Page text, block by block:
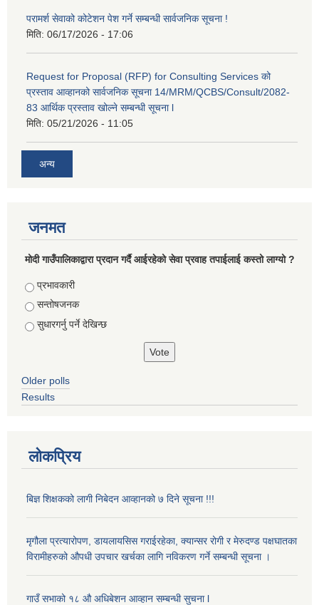
परामर्श सेवाको कोटेशन पेश गर्ने सम्बन्धी सार्वजनिक सूचना !
मिति: 06/17/2026 - 17:06
Request for Proposal (RFP) for Consulting Services को
प्रस्ताव आव्हानको सार्वजनिक सूचना 14/MRM/QCBS/Consult/2082-
83 आर्थिक प्रस्ताव खोल्ने सम्बन्धी सूचना l
मिति: 05/21/2026 - 11:05
अन्य
जनमत
मोदी गाउँपालिकाद्वारा प्रदान गर्दै आईरहेको सेवा प्रवाह तपाईलाई कस्तो लाग्यो ?
Choices
प्रभावकारी
सन्तोषजनक
सुधारगर्नु पर्ने देखिन्छ
Older polls
Results
लोकप्रिय
बिज्ञ शिक्षकको लागी निबेदन आव्हानको ७ दिने सूचना !!!
मृगौला प्रत्यारोपण, डायलायसिस गराईरहेका, क्यान्सर रोगी र मेरुदण्ड पक्षघातका
विरामीहरुको औपधी उपचार खर्चका लागि नविकरण गर्ने सम्बन्धी सूचना ।
गाउँ सभाको १८ औ अधिबेशन आव्हान सम्बन्धी सुचना l